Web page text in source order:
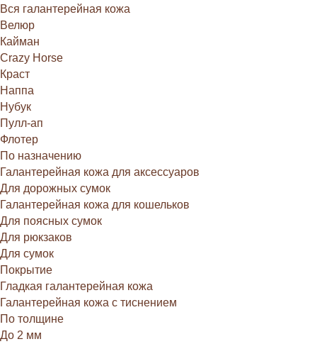
Вся галантерейная кожа
Велюр
Кайман
Crazy Horse
Краст
Наппа
Нубук
Пулл-ап
Флотер
По назначению
Галантерейная кожа для аксессуаров
Для дорожных сумок
Галантерейная кожа для кошельков
Для поясных сумок
Для рюкзаков
Для сумок
Покрытие
Гладкая галантерейная кожа
Галантерейная кожа с тиснением
По толщине
До 2 мм